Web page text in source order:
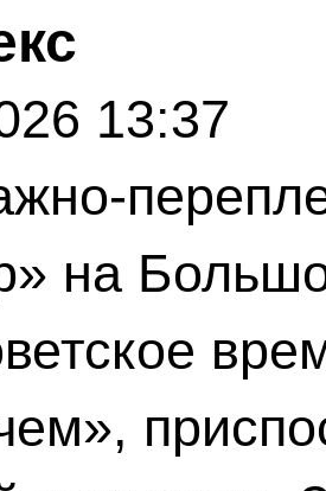
13:37
на